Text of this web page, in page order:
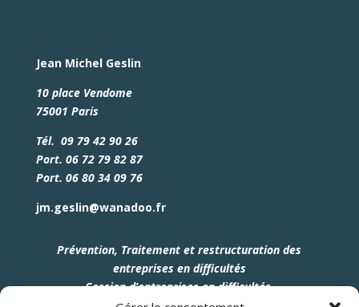
Jean Michel Geslin
10 place Vendome
75001 Paris
Tél. 09 79 42 90 26
Port. 06 72 79 82 87
Port. 06 80 34 09 76
jm.geslin@wanadoo.fr
Prévention, Traitement et restructuration des
entreprises en difficultés
Cession d’entreprises en difficultés.